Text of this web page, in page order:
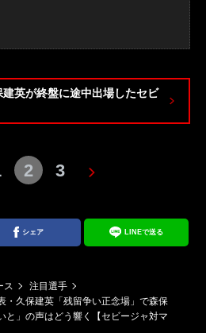
英が終盤に途中出場したセビ
2 3
シェア LINEで送る
ス
注目選手
・久保建英「残留争い正念場」で森保
と」の声はどう響く【セビージャ対マ